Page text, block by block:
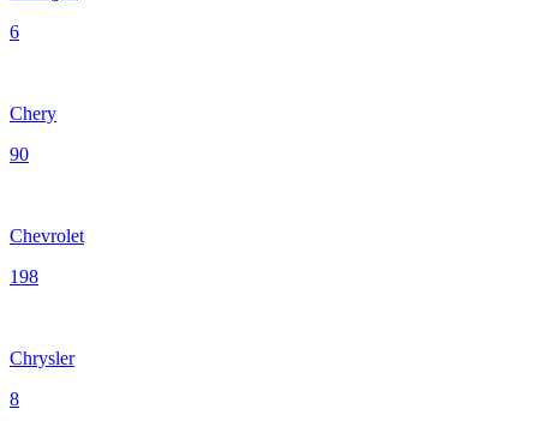
6
Chery
90
Chevrolet
198
Chrysler
8